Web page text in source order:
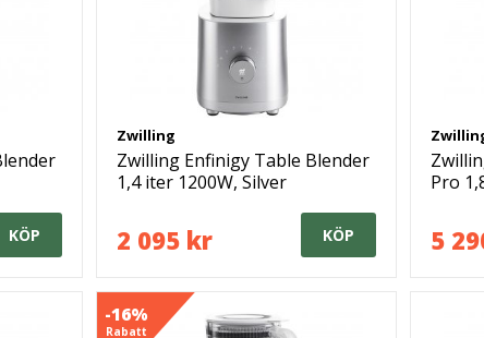
KÖP
Zwilling
Zwilling Enfinigy Table Blender
1,4 iter 1200W, Silver
2 095 kr KÖP
Pro
5
-16%
Rabatt